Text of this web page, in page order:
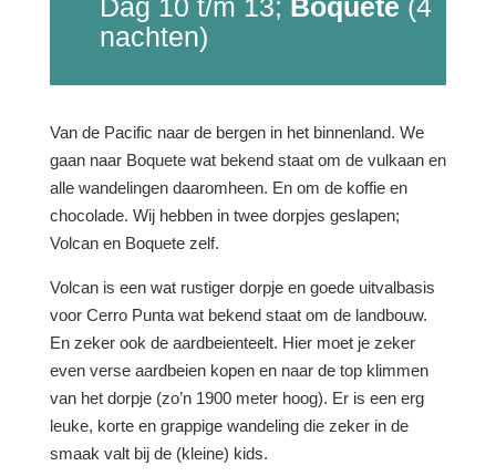
Dag 10 t/m 13; Boquete (4
nachten)
Van de Pacific naar de bergen in het binnenland. We
gaan naar Boquete wat bekend staat om de vulkaan en
alle wandelingen daaromheen. En om de koffie en
chocolade. Wij hebben in twee dorpjes geslapen;
Volcan en Boquete zelf.
Volcan is een wat rustiger dorpje en goede uitvalbasis
voor Cerro Punta wat bekend staat om de landbouw.
En zeker ook de aardbeienteelt. Hier moet je zeker
even verse aardbeien kopen en naar de top klimmen
van het dorpje (zo’n 1900 meter hoog). Er is een erg
leuke, korte en grappige wandeling die zeker in de
smaak valt bij de (kleine) kids.